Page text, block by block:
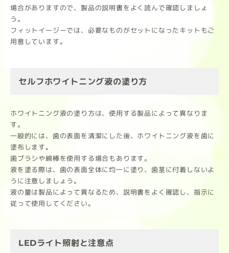
場合がありますので、製品の説明書をよく読んで確認しましょ
う。
フィットイージーでは、必要なものがセットになったキットもご
用意しています。
セルフホワイトニング液の塗り方
ホワイトニング液の塗り方は、使用する製品によって異なりま
す。
一般的には、歯の表面を清潔にした後、ホワイトニング液を歯に
塗布します。
歯ブラシや綿棒を使用する場合もあります。
液を塗る際は、歯の表面全体に均一に塗り、歯茎に付着しないよ
うに注意しましょう。
液の量は製品によって異なるため、説明書をよく確認し、指示に
従って使用してください。
LEDライト照射と注意点